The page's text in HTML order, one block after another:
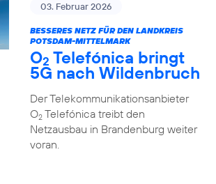
03. Februar 2026
BESSERES NETZ FÜR DEN LANDKREIS
POTSDAM-MITTELMARK
O2 Telefónica bringt
5G nach Wildenbruch
Der Telekommunikationsanbieter
O2Telefónica treibt den
Netzausbau in Brandenburg weiter
voran.